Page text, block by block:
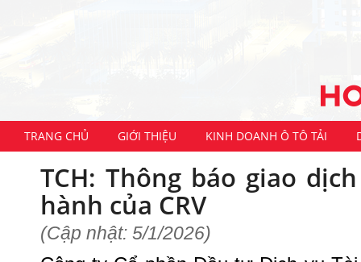
TRANG CHỦ GIỚI THIỆU KINH DOANH Ô TÔ TẢI
TCH: Thông báo giao
hành của CRV
(Cập nhật: 5/1/2026)